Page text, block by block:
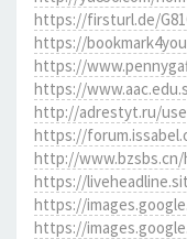
https://firsturl.de/
https://
https://
https://
http://adrestyt.ru/
https://
http://www.bzsbs.cn/
https://
https://
https://